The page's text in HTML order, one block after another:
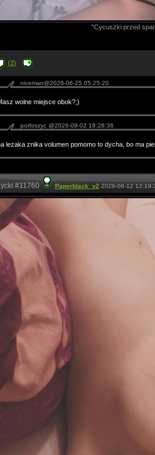
"Cycuszki przed
(2)
niceman@2026-06-25 05:25:20
wolne miejsce obok?;)
potfoszyc @2026-08-02 18:28:36
lezaka znika volumen pomomo to dycha, bo ma
#11760 Paperblack_v2 2026-06-12